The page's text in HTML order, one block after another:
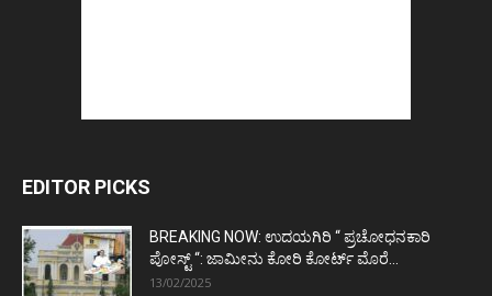
EDITOR PICKS
BREAKING NOW: ಉದಯಗಿರಿ “ ಪ್ರಚೋಧನಕಾರಿ
ಪೋಸ್ಟ್‌ “: ಜಾಮೀನು ಕೋರಿ ಕೋರ್ಟ್‌ ಮೊರೆ...
13/02/2025